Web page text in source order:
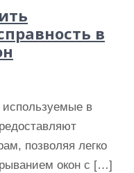
в
используемые в
позволяя легко
окон с […]